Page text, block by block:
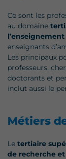
Ce sont les
au domaine
enseignants
Les principaux
professeurs,
doctorants et
inclut aussi le
Métiers
Le tertiaire
de recherche